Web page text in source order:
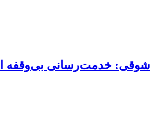
شوقی: خدمت‌رسانی بی‌وقفه